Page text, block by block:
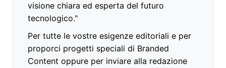
visione chiara ed esperta del futuro
tecnologico."
Per tutte le vostre esigenze editoriali e per
proporci progetti speciali di Branded
Content oppure per inviare alla redazione